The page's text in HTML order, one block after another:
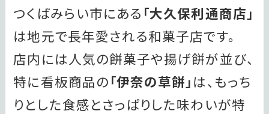
つくばみらい市にある 「大久保利通商店」
は地元で長年愛される和菓子店です。
店内には人気の餅菓子や揚げ餅が並び、
特に看板商品の「伊奈の草餅」は、もっち
りとした食感とさっぱりした味わいが特